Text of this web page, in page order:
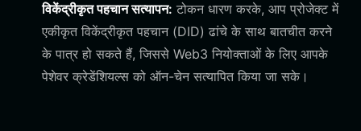
विकेंद्रीकृत पहचान सत्यापन: टोकन धारण करके, आप प्रोजेक्ट में
एकीकृत विकेंद्रीकृत पहचान (DID) ढांचे के साथ बातचीत करने
के पात्र हो सकते हैं, जिससे Web3 नियोक्ताओं के लिए आपके
पेशेवर क्रेडेंशियल्स को ऑन-चेन सत्यापित किया जा सके।